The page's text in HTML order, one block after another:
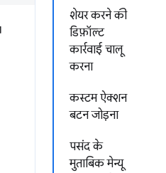
शेयर करने की
डिफ़ॉल्ट
कार्रवाई चालू
करना
कस्टम ऐक्शन
बटन जोड़ना
पसंद के
मुताबिक मेन्यू